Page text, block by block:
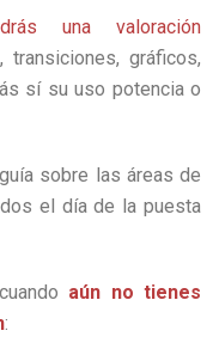
una valoración
, transiciones, gráficos,
sí su uso potencia o
sobre las áreas de
el día de la puesta
aún no tienes
: